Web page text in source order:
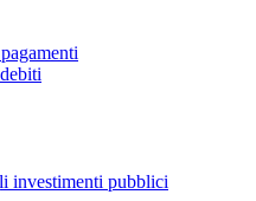
investimenti pubblici